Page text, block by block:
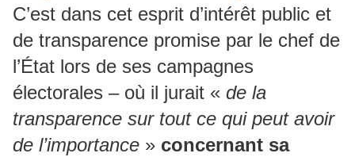
C’est dans cet esprit d’intérêt public et
de transparence promise par le chef de
l’État lors de ses campagnes
électorales – où il jurait « de la
transparence sur tout ce qui peut avoir
de l’importance » concernant sa